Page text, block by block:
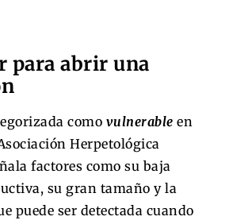
para abrir una
como vulnerable en
Herpetológica
factores como su baja
su gran tamaño y la
puede ser detectada cuando